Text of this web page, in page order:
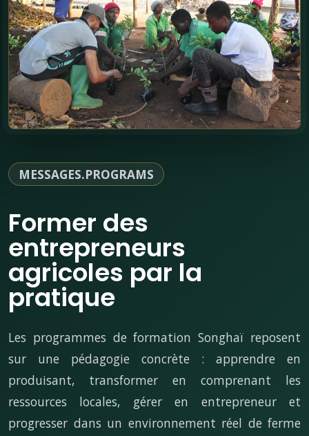
MESSAGES.PROGRAMS
Former des
entrepreneurs
agricoles par la
pratique
Les programmes de formation Songhaï reposent
sur une pédagogie concrète : apprendre en
produisant, transformer en comprenant les
ressources locales, gérer en entrepreneur et
progresser dans un environnement réel de ferme